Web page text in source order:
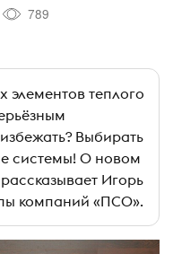
789
элементов теплого
Выбирать
системы! О новом
Игорь
компаний «ПСО».